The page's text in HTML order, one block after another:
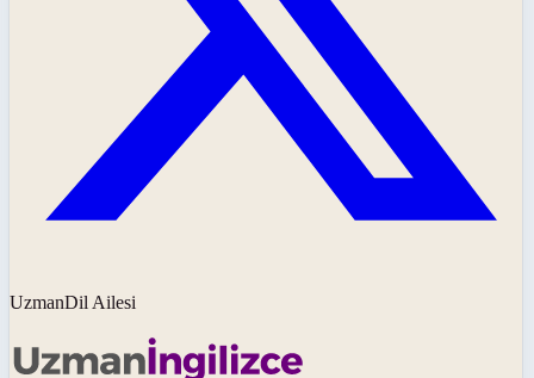
UzmanDil Ailesi